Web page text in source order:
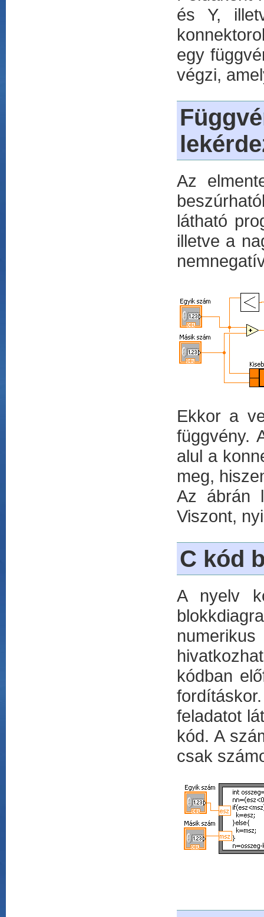
és Y,
egy
végzi,
Az
látható
illetve a
Ekkor a
függvény.
alul a
meg,
Az ábrán
Viszont,
C kód
A nyelv
kódban
feladatot
kód. A
csak